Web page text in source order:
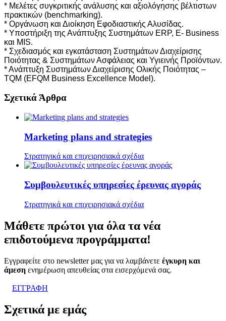
* Μελέτες συγκριτικής ανάλυσης και αξιολόγησης βέλτιστων
πρακτικών (benchmarking).
* Οργάνωση και Διοίκηση Εφοδιαστικής Αλυσίδας.
* Υποστήριξη της Ανάπτυξης Συστημάτων ERP, E- Business
και MIS.
* Σχεδιασμός και εγκατάσταση Συστημάτων Διαχείρισης
Ποιότητας & Συστημάτων Ασφάλειας και Υγιεινής Προϊόντων.
* Ανάπτυξη Συστημάτων Διαχείρισης Ολικής Ποιότητας –
TQM (EFQM Business Excellence Model).
Σχετικά Άρθρα
Marketing plans and strategies
Στρατηγικά και επιχειρησιακά σχέδια
Συμβουλευτικές υπηρεσίες έρευνας αγοράς
Στρατηγικά και επιχειρησιακά σχέδια
Μάθετε πρώτοιγια όλα τα νέα
επιδοτούμενα προγράμματα!
Εγγραφείτε στο newsletter μας για να λαμβάνετε έγκυρη και
άμεση ενημέρωση απευθείας στα εισερχόμενά σας.
ΕΓΓΡΑΦΗ
Σχετικά με εμάς